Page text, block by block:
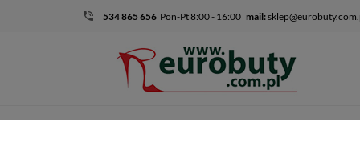
534 865 656 Pon-Pt 8:00 - 16:00 mail: